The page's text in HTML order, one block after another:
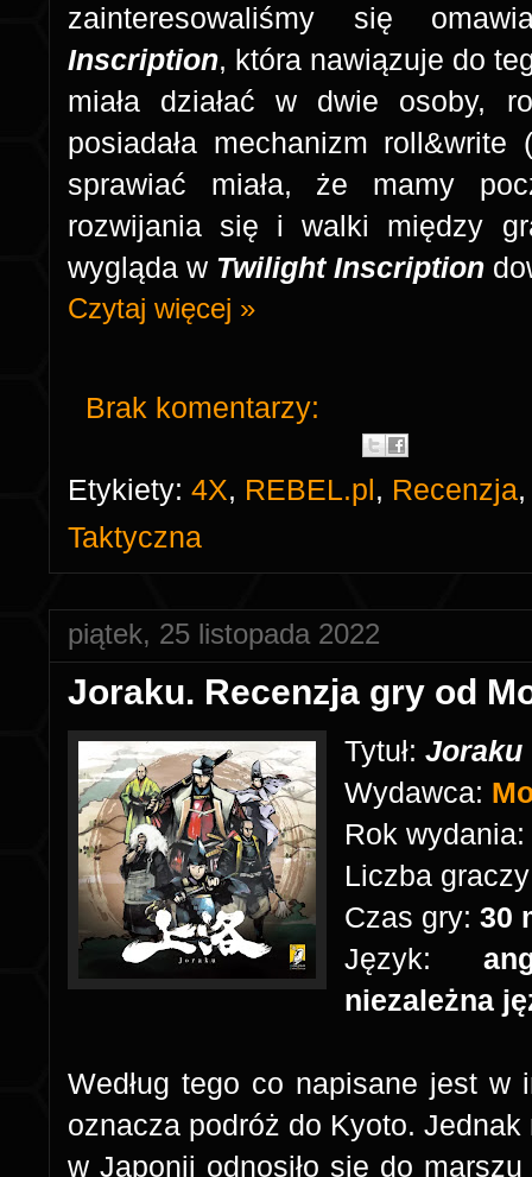
zainteresowaliśmy się
Inscription, która nawiązuje do
miała działać w dwie osoby,
posiadała mechanizm
sprawiać miała, że mamy
rozwijania się i walki między
wygląda w Twilight Inscription
Czytaj więcej »
Brak komentarzy:
Etykiety: 4X, REBEL.pl, Recenzja
Taktyczna
piątek, 25 listopada 2022
Joraku. Recenzja gry od
Tytuł: Joraku
Wydawca:
Rok wydania:
Liczba
Czas gry: 30
Język:
niezależna
Według tego co napisane jest
oznacza podróż do Kyoto.
w Japonii odnosiło się do